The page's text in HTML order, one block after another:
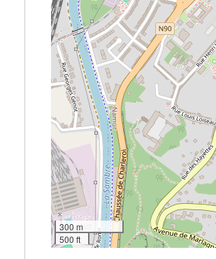
300 m
500 ft